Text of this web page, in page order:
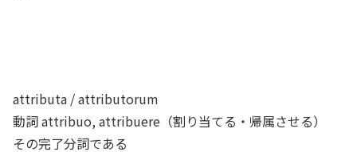
attributa / attributorum
動詞 attribuo, attribuere（割り当てる・帰属させる）
その完了分詞である